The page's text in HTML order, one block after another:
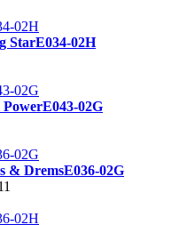
StarE034-02H
PowerE043-02G
& DremsE036-02G